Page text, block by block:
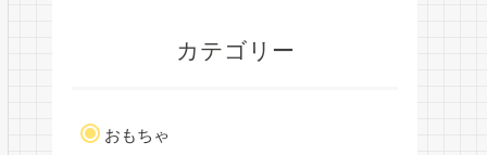
カテゴリー
おもちゃ